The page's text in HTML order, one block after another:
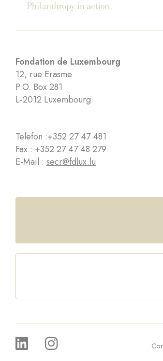
Fondation de Luxembourg
12, rue Erasme
P.O. Box 281
L-2012 Luxembourg
Telefon :+352 27 47 481
Fax : +352 27 47 48 279
E-Mail : secr@fdlux.lu